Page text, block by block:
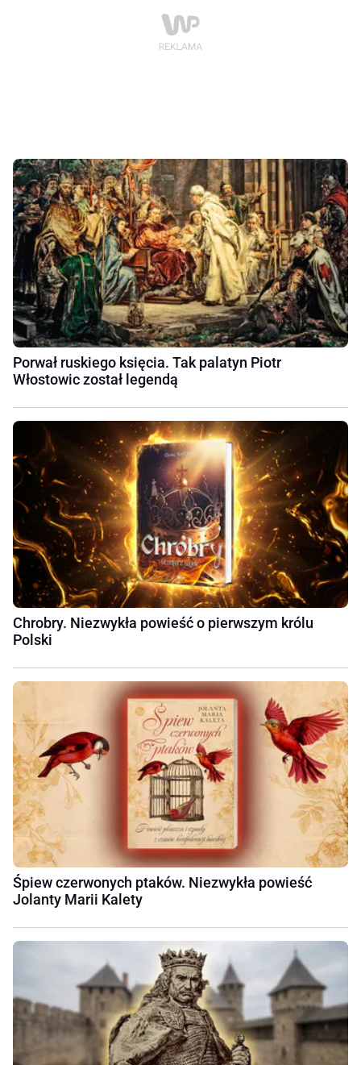
Porwał ruskiego księcia. Tak palatyn Piotr
Włostowic został legendą
Chrobry. Niezwykła powieść o pierwszym królu
Polski
Śpiew czerwonych ptaków. Niezwykła powieść
Jolanty Marii Kalety